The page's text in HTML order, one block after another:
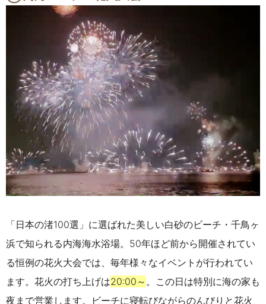
「日本の渚100選」に選ばれた美しい白砂のビーチ・千鳥ヶ
浜で知られる内海海水浴場。50年ほど前から開催されてい
る恒例の花火大会では、毎年様々なイベントが行われてい
ます。花火の打ち上げは20:00～ 。この日は特別に海の家も
夜まで営業します。ビーチに寝転びながらのんびりと花火